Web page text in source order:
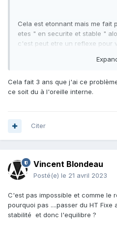
Cela est etonnant mais me fait
etes " en securite et stable "
c'est peut etre un reflexe pour
probleme d'equilibre ou d'oreille
Je cherche .
Cela fait 3 ans que j'ai ce
ce soit du à l'oreille interne.
Citer
Vincent Blondeau
Posté(e) le 21 avril 2023
C'est pas impossible et comme le
pourquoi pas ....passer du HT
stabilité et donc l'equilibre ?